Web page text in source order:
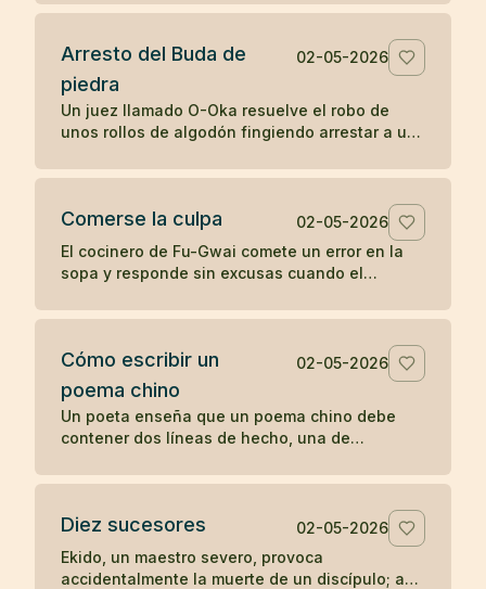
cuerpo con gratitud.
Arresto del Buda de
piedra
02-05-2026
Un juez llamado O-Oka resuelve el robo de
unos rollos de algodón fingiendo arrestar a un
práctica puede revelar lo oculto.
Comerse la culpa
02-05-2026
El cocinero de Fu-Gwai comete un error en la
sopa y responde sin excusas cuando el
Cómo escribir un
poema chino
02-05-2026
Un poeta enseña que un poema chino debe
contener dos líneas de hecho, una de
escena mínima que revela algo entero.
Diez sucesores
02-05-2026
Ekido, un maestro severo, provoca
accidentalmente la muerte de un discípulo; aun